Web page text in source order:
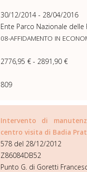
30/12/2014 - 28/04/2016
Ente Parco Nazionale delle
08-AFFIDAMENTO IN
2776,95 € - 2891,90 €
809
Intervento di
centro visita di Badia
578 del 28/12/2012
Z86084DB52
Punto G. di Goretti